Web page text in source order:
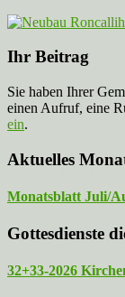
Ihr Beitrag
Sie haben Ihrer
einen Aufruf, eine
ein.
Aktuelles
Monatsblatt Juli/
Gottesdienste
32+33-2026